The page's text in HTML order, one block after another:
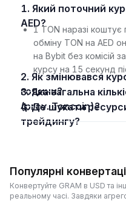
1. Який поточний курс обміну за 1 GRAM на
AED?
1 TON наразі
обміну TON на AED
на Bybit без комісій
курсу на 15 секунд
2. Як змінювався курс GRAM до AED за 24
години?
3. Яка загальна кількість доступних Gram
(prev. Toncoin)?
4. Де шукати ресурси для навчання
трейдингу?
Популярні
Конвертуйте GRAM в USD та
реальному часі. Завдяки